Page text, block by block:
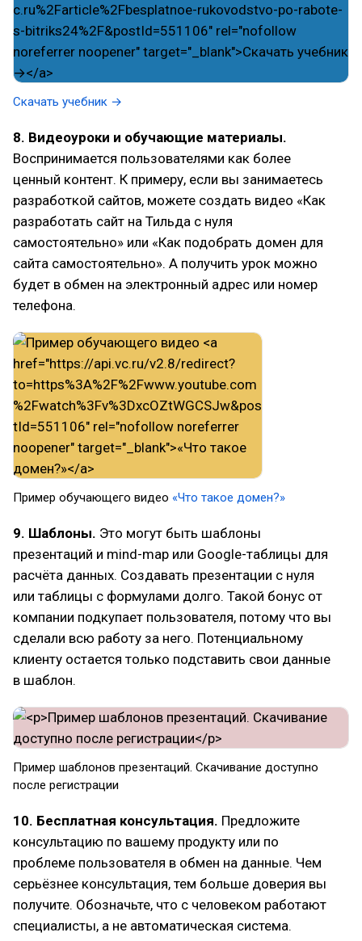
Скачать учебник →
8. Видеоуроки и обучающие материалы.
Воспринимается пользователями как более
ценный контент. К примеру, если вы занимаетесь
разработкой сайтов, можете создать видео «Как
разработать сайт на Тильда с нуля
самостоятельно» или «Как подобрать домен для
сайта самостоятельно». А получить урок можно
будет в обмен на электронный адрес или номер
телефона.
Пример обучающего видео «Что такое домен?»
9. Шаблоны. Это могут быть шаблоны
презентаций и mind-map или Google-таблицы для
расчёта данных. Создавать презентации с нуля
или таблицы с формулами долго. Такой бонус от
компании подкупает пользователя, потому что вы
сделали всю работу за него. Потенциальному
клиенту остается только подставить свои данные
в шаблон.
Пример шаблонов презентаций. Скачивание доступно
после регистрации
10. Бесплатная консультация. Предложите
консультацию по вашему продукту или по
проблеме пользователя в обмен на данные. Чем
серьёзнее консультация, тем больше доверия вы
получите. Обозначьте, что с человеком работают
специалисты, а не автоматическая система.